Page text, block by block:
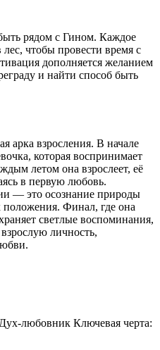
рядом с Гином. Каждое
лес, чтобы провести время с
дополняется желанием
и найти способ быть
арка взросления. В начале
которая воспринимает
летом она взрослеет, её
в первую любовь.
— это осознание природы
положения. Финал, где она
светлые воспоминания,
личность,
любовник Ключевая черта: